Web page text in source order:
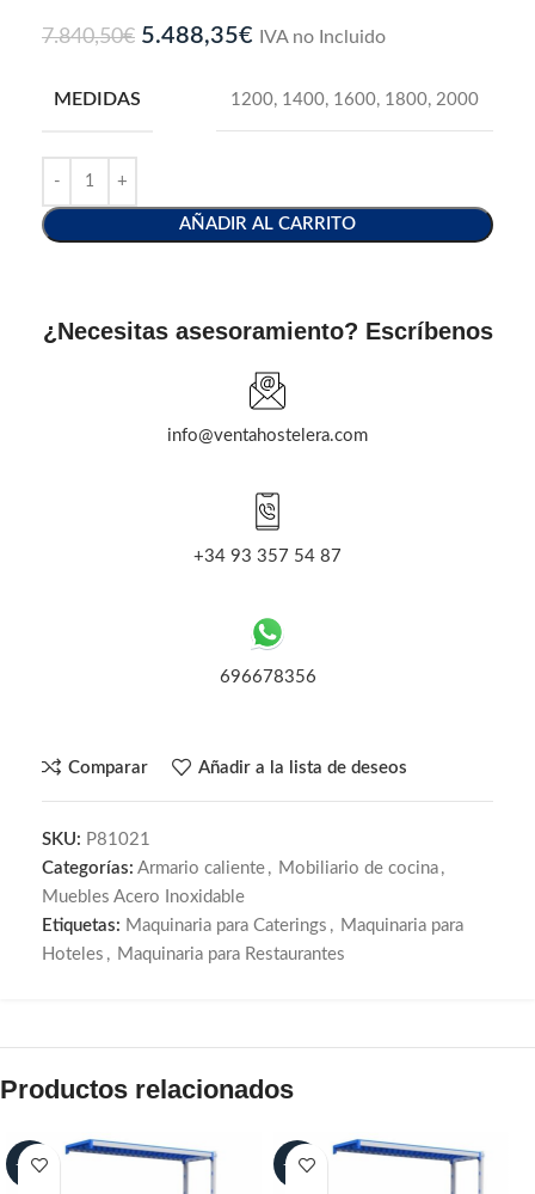
7.840,50€ 5.488,35€ IVA no Incluido
MEDIDAS 1200, 1400, 1600, 1800, 2000
AÑADIR AL CARRITO
¿Necesitas asesoramiento? Escríbenos
info@ventahostelera.com
+34 93 357 54 87
696678356
Comparar Añadir a la lista de deseos
SKU: P81021
Categorías: Armario caliente , Mobiliario de cocina ,
Muebles Acero Inoxidable
Etiquetas: Maquinaria para Caterings , Maquinaria para
Hoteles , Maquinaria para Restaurantes
Productos relacionados
-30% -30%